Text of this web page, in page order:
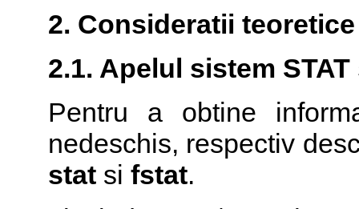
2. Consideratii teoretice
2.1. Apelul sistem
Pentru a obtine
nedeschis, respectiv
statsi fstat.